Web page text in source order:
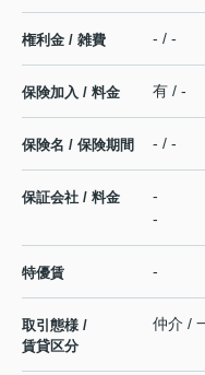
権利金 / 雑費 - / -
保険加入 / 料金 有 / -
保険名 / 保険期間 - / -
保証会社 / 料金
-
-
特優賃 -
取引態様 /
賃貸区分
仲介 /